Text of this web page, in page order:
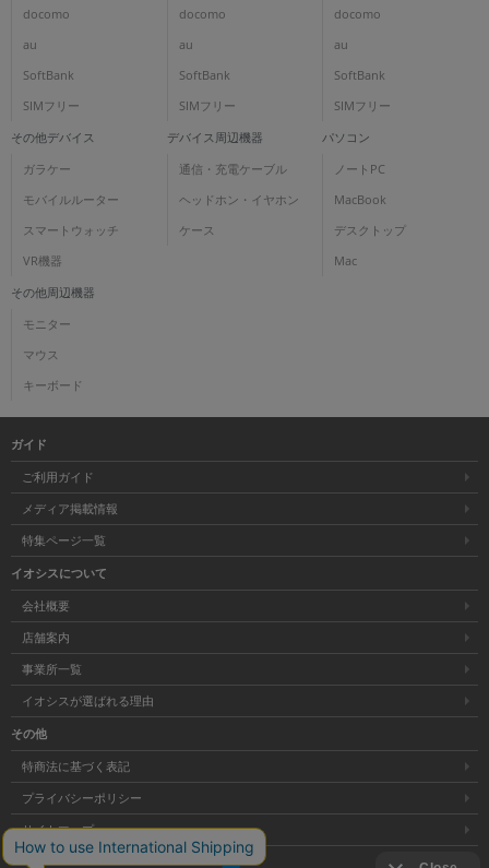
docomo
au
SoftBank
SIMフリー
docomo
au
SoftBank
SIMフリー
docomo
au
SoftBank
SIMフリー
その他デバイス
ガラケー
モバイルルーター
スマートウォッチ
VR機器
デバイス周辺機器
通信・充電ケーブル
ヘッドホン・イヤホン
ケース
パソコン
ノートPC
MacBook
デスクトップ
Mac
その他周辺機器
モニター
マウス
キーボード
ガイド
ご利用ガイド
メディア掲載情報
特集ページ一覧
イオシスについて
会社概要
店舗案内
事業所一覧
イオシスが選ばれる理由
その他
特商法に基づく表記
プライバシーポリシー
サイトマップ